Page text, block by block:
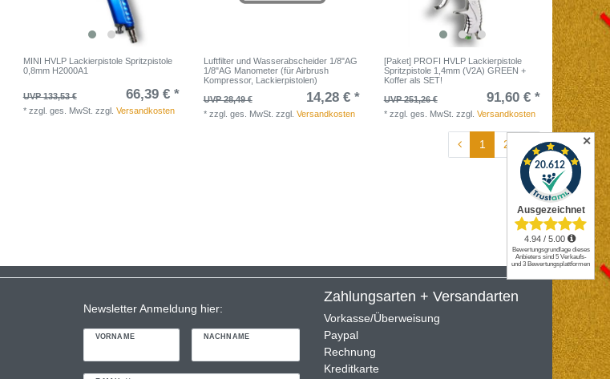
MINI HVLP Lackierpistole Spritzpistole
0,8mm H2000A1
UVP 133,53 € 66,39 € *
* zzgl. ges. MwSt. zzgl. Versandkosten
Luftfilter und Wasserabscheider 1/8"AG
1/8"AG Manometer (für Airbrush
Kompressor, Lackierpistolen)
UVP 28,49 €
14,28 € *
* zzgl. ges. MwSt. zzgl. Versandkosten
[Paket] PROFI HVLP Lackierpistole
Spritzpistole 1,4mm (V2A) GREEN +
Koffer als SET!
UVP 251,26 €
91,60 € *
* zzgl. ges. MwSt. zzgl. Versandkosten
1 2
Newsletter Anmeldung hier:
VORNAME NACHNAME
Zahlungsarten + Versandarten
Vorkasse/Überweisung
Paypal
Rechnung
Kreditkarte
✕